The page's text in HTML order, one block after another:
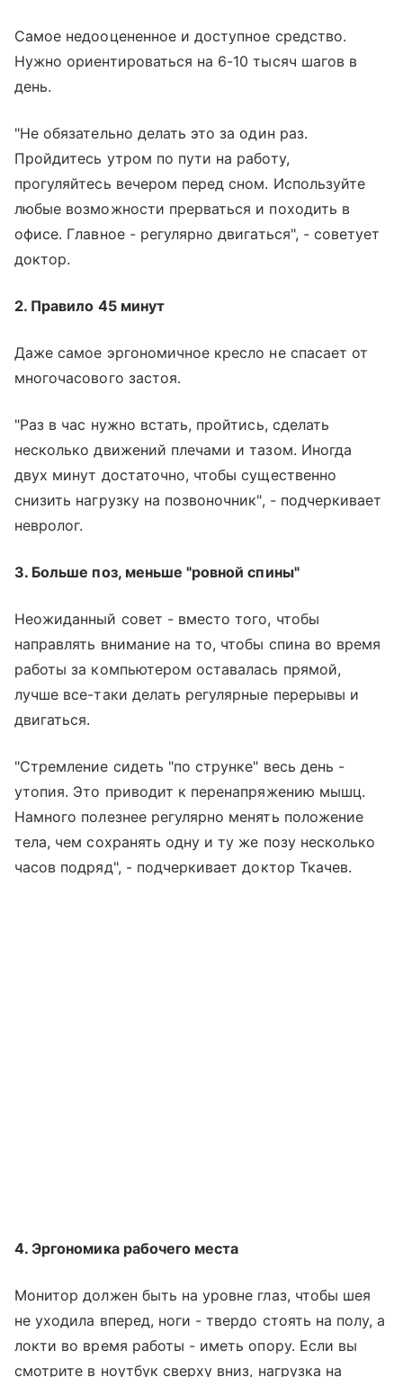
Самое недооцененное и доступное средство.
Нужно ориентироваться на 6-10 тысяч шагов в
день.
"Не обязательно делать это за один раз.
Пройдитесь утром по пути на работу,
прогуляйтесь вечером перед сном. Используйте
любые возможности прерваться и походить в
офисе. Главное - регулярно двигаться", - советует
доктор.
2. Правило 45 минут
Даже самое эргономичное кресло не спасает от
многочасового застоя.
"Раз в час нужно встать, пройтись, сделать
несколько движений плечами и тазом. Иногда
двух минут достаточно, чтобы существенно
снизить нагрузку на позвоночник", - подчеркивает
невролог.
3. Больше поз, меньше "ровной спины"
Неожиданный совет - вместо того, чтобы
направлять внимание на то, чтобы спина во время
работы за компьютером оставалась прямой,
лучше все-таки делать регулярные перерывы и
двигаться.
"Стремление сидеть "по струнке" весь день -
утопия. Это приводит к перенапряжению мышц.
Намного полезнее регулярно менять положение
тела, чем сохранять одну и ту же позу несколько
часов подряд", - подчеркивает доктор Ткачев.
4. Эргономика рабочего места
Монитор должен быть на уровне глаз, чтобы шея
не уходила вперед, ноги - твердо стоять на полу, а
локти во время работы - иметь опору. Если вы
смотрите в ноутбук сверху вниз, нагрузка на